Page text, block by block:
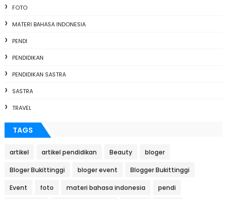
FOTO
MATERI BAHASA INDONESIA
PENDI
PENDIDIKAN
PENDIDIKAN SASTRA
SASTRA
TRAVEL
TAGS
artikel artikel pendidikan Beauty bloger
Bloger Bukittinggi bloger event Blogger Bukittinggi
Event foto materi bahasa indonesia pendi